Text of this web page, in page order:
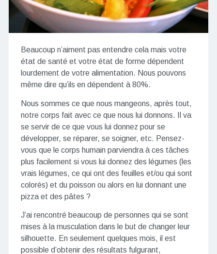
Beaucoup n’aiment pas entendre cela mais votre
état de santé et votre état de forme dépendent
lourdement de votre alimentation. Nous pouvons
même dire qu’ils en dépendent à 80%.
Nous sommes ce que nous mangeons, après tout,
notre corps fait avec ce que nous lui donnons. Il va
se servir de ce que vous lui donnez pour se
développer, se réparer, se soigner, etc. Pensez-
vous que le corps humain parviendra à ces tâches
plus facilement si vous lui donnez des légumes (les
vrais légumes, ce qui ont des feuilles et/ou qui sont
colorés) et du poisson ou alors en lui donnant une
pizza et des pâtes ?
J’ai rencontré beaucoup de personnes qui se sont
mises à la musculation dans le but de changer leur
silhouette. En seulement quelques mois, il est
possible d’obtenir des résultats fulgurant,